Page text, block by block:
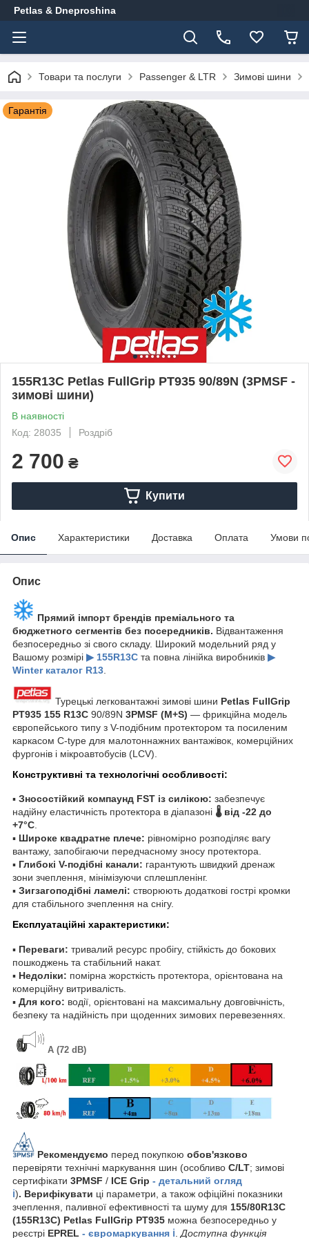
Petlas & Dneproshina
Товари та послуги Passenger & LTR Зимові шини
Гарантія
155R13C Petlas FullGrip PT935 90/89N (3PMSF -
зимові шини)
В наявності
Код: 28035
Роздріб
2 700 ₴
Купити
Опис Характеристики Доставка Оплата Умови
Опис
Прямий імпорт брендів преміального та
бюджетного сегментів без посередників. Відвантаження
безпосередньо зі свого складу. Широкий модельний ряд у
Вашому розмірі ▶ 155R13C та повна лінійка виробників ▶
Winter каталог R13
Турецькі легковантажні зимові шини Petlas FullGrip
PT935 155 R13C 90/89N 3PMSF (M+S) — фрикційна модель
європейського типу з V-подібним протектором та посиленим
каркасом C-type для малотоннажних вантажівок, комерційних
фургонів і мікроавтобусів (LCV).
Конструктивні та технологічні особливості:
▪ Зносостійкий компаунд FST із силікою: забезпечує
надійну еластичність протектора в діапазоні 🌡️ від -22 до
+7°C.
▪ Широке квадратне плече: рівномірно розподіляє вагу
вантажу, запобігаючи передчасному зносу протектора.
▪ Глибокі V-подібні канали: гарантують швидкий дренаж
зони зчеплення, мінімізуючи сплешпленінг.
▪ Зигзагоподібні ламелі: створюють додаткові гострі кромки
для стабільного зчеплення на снігу.
Експлуатаційні характеристики:
▪ Переваги: тривалий ресурс пробігу, стійкість до бокових
пошкоджень та стабільний накат.
▪ Недоліки: помірна жорсткість протектора, орієнтована на
комерційну витривалість.
▪ Для кого: водії, орієнтовані на максимальну довговічність,
безпеку та надійність при щоденних зимових перевезеннях.
A (72 dB)
Рекомендуємо перед покупкою обов'язково
перевіряти технічні маркування шин (особливо С/LT; зимові
сертифікати 3PMSF / ICE Grip - детальний огляд
ℹ️). Верифікувати ці параметри, а також офіційні показники
зчеплення, паливної ефективності та шуму для 155/80R13C
(155R13C) Petlas FullGrip PT935 можна безпосередньо у
реєстрі EPREL - євромаркування ℹ️.Доступна функція